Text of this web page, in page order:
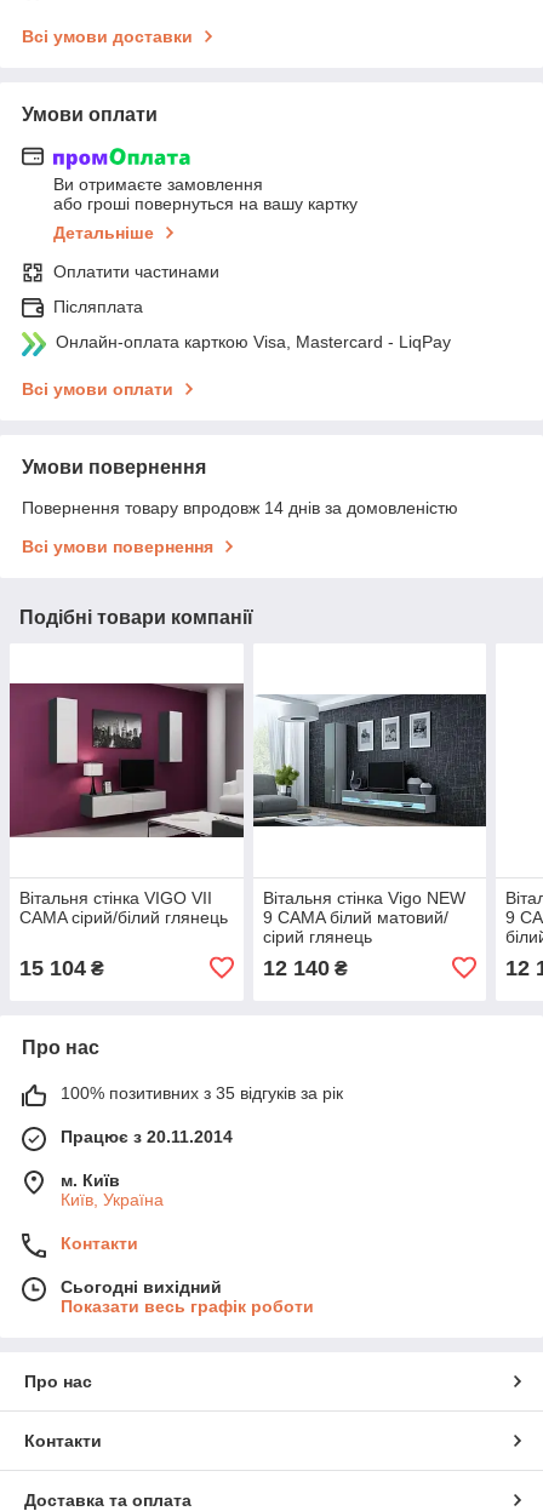
Всі умови доставки
Умови оплати
Ви отримаєте замовлення
або гроші повернуться на вашу картку
Детальніше
Оплатити частинами
Післяплата
Онлайн-оплата карткою Visa, Mastercard - LiqPay
Всі умови оплати
Умови повернення
Повернення товару впродовж 14 днів за домовленістю
Всі умови повернення
Подібні товари компанії
Вітальня стінка VIGO VII
CAMA сірий/білий глянець
15 104 ₴
Вітальня стінка Vigo NEW
9 CAMA білий матовий/
сірий глянець
12 140₴
9
12
Про нас
100% позитивних з 35 відгуків за рік
Працює з 20.11.2014
м. Київ
Київ, Україна
Контакти
Сьогодні вихідний
Показати весь графік роботи
Про нас
Контакти
Доставка та оплата